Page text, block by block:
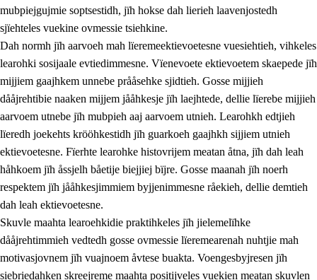
3.5 Profesjonsektievoete jïh skuvleevtiedimmie
mubpiejgujmie soptsestidh, jïh hokse dah lierieh laavenjostedh
sjïehteles vuekine ovmessie tsiehkine.
Dah normh jïh aarvoeh mah lïeremeektievoetesne vuesiehtieh, vihkeles
learohki sosijaale evtiedimmesne. Vïenevoete ektievoetem skaepede jïh
mijjiem gaajhkem unnebe prååsehke sjidtieh. Gosse mijjieh
dååjrehtibie naaken mijjem jååhkesje jïh laejhtede, dellie lïerebe mijjieh
aarvoem utnebe jïh mubpieh aaj aarvoem utnieh. Learohkh edtjieh
lïeredh joekehts krööhkestidh jïh guarkoeh gaajhkh sijjiem utnieh
ektievoetesne. Fïerhte learohke histovrijem meatan åtna, jïh dah leah
håhkoem jïh åssjelh båetije biejjiej bïjre. Gosse maanah jïh noerh
respektem jïh jååhkesjimmiem byjjenimmesne råekieh, dellie demtieh
dah leah ektievoetesne.
Skuvle maahta learoehkidie praktihkeles jïh jielemelïhke
dååjrehtimmieh vedtedh gosse ovmessie lïeremearenah nuhtjie mah
motivasjovnem jïh vuajnoem åvtese buakta. Voengesbyjresen jïh
siebriedahken skreejreme maahta positijveles vuekien meatan skuvlen